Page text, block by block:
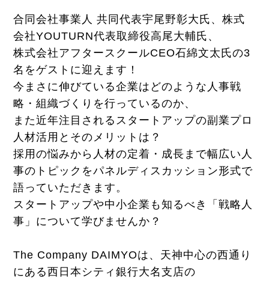
合同会社事業人 共同代表宇尾野彰大氏、株式
会社YOUTURN代表取締役高尾大輔氏、
株式会社アフタースクールCEO石綿文太氏の3
名をゲストに迎えます！
今まさに伸びている企業はどのような人事戦
略・組織づくりを行っているのか、
また近年注目されるスタートアップの副業プロ
人材活用とそのメリットは？
採用の悩みから人材の定着・成長まで幅広い人
事のトピックをパネルディスカッション形式で
語っていただきます。
スタートアップや中小企業も知るべき「戦略人
事」について学びませんか？
The Company DAIMYOは、天神中心の西通り
にある西日本シティ銀行大名支店の